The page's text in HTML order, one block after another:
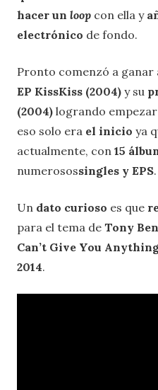
hacer un loop con ella y
electrónico de fondo.
Pronto comenzó a
EP KissKiss (2004) y su
(2004) logrando
eso solo era el inicio ya
actualmente, con 15
numerosossingles y EPS.
Un dato curioso es que
para el tema de Tony
Can’t Give You
2014.